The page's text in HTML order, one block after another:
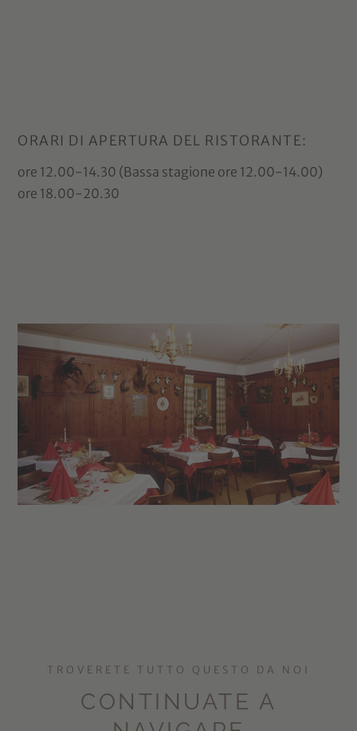
ORARI DI APERTURA DEL RISTORANTE:
ore 12.00-14.30 (Bassa stagione ore 12.00-14.00)
ore 18.00-20.30
TROVERETE TUTTO QUESTO DA NOI
CONTINUATE A